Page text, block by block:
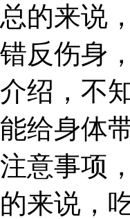
总的来说
错反伤身
介绍，不
能给身体
注意事项
的来说，